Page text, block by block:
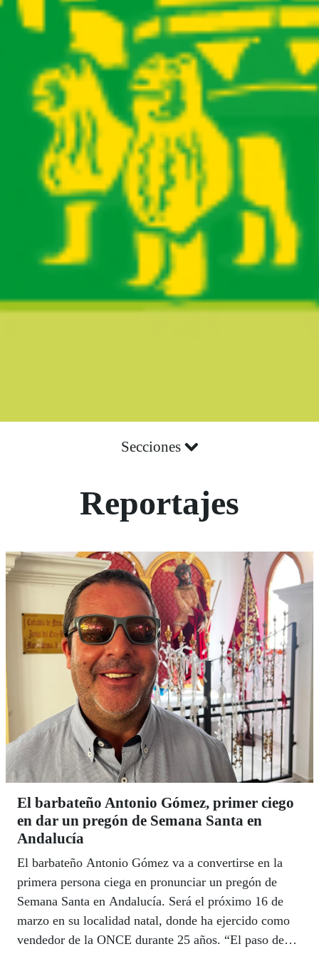
Secciones
Reportajes
El barbateño Antonio Gómez, primer ciego
en dar un pregón de Semana Santa en
Andalucía
El barbateño Antonio Gómez va a convertirse en la
primera persona ciega en pronunciar un pregón de
Semana Santa en Andalucía. Será el próximo 16 de
marzo en su localidad natal, donde ha ejercido como
vendedor de la ONCE durante 25 años. “El paso de